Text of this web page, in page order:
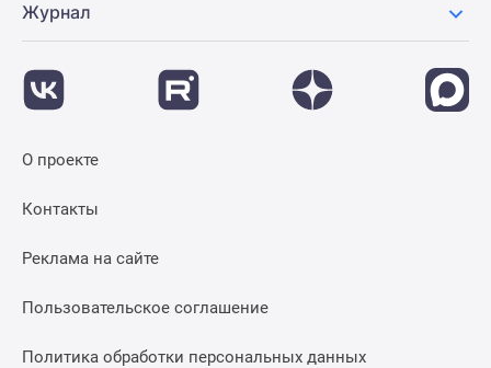
Журнал
О проекте
Контакты
Реклама на сайте
Пользовательское соглашение
Политика обработки персональных данных